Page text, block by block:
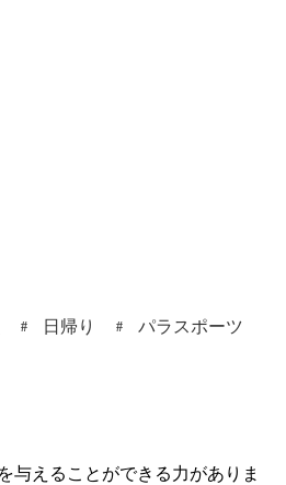
日帰り
パラスポーツ
与えることができる力がありま